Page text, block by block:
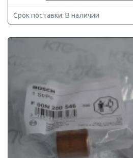
Срок поставки: В наличии